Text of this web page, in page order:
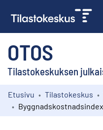
OTOS
Tilastokeskuksen
Kokoelmat
Etusivu Tilastokeskus